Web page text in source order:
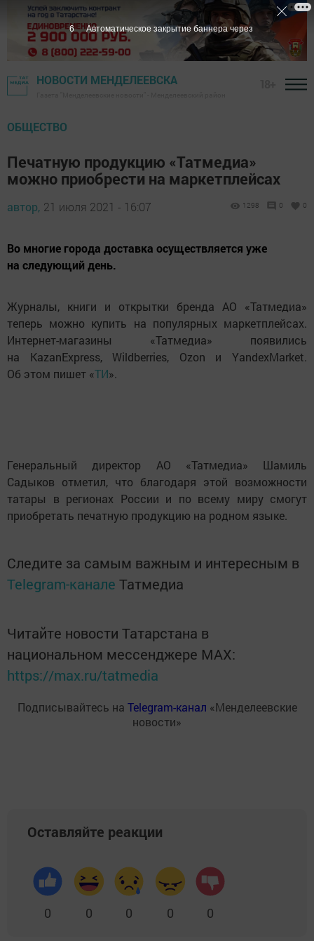
НОВОСТИ МЕНДЕЛЕЕВСКА
ОБЩЕСТВО
Печатную продукцию «Татмедиа»
можно приобрести на маркетплейсах
автор, 21 июля 2021 - 16:07 1298 0 0
Во многие города доставка осуществляется уже
на следующий день.
Журналы, книги и открытки бренда АО «Татмедиа»
теперь можно купить на популярных маркетплейсах.
Интернет-магазины «Татмедиа» появились
на KazanExpress, Wildberries, Ozon и YandexMarket.
Об этом пишет «ТИ».
Генеральный директор АО «Татмедиа» Шамиль
Садыков отметил, что благодаря этой возможности
татары в регионах России и по всему миру смогут
приобретать печатную продукцию на родном языке.
Следите за самым важным и интересным в
Telegram-канале Татмедиа
Читайте новости Татарстана в
национальном мессенджере MАХ:
https://max.ru/tatmedia
Подписывайтесь на Telegram-канал «Менделеевские
новости»
Оставляйте реакции
0 0 0 0 0
6 Автоматическое закрытие баннера через